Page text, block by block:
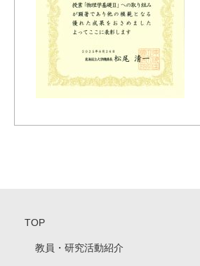
TOP
教員・研究活動紹介